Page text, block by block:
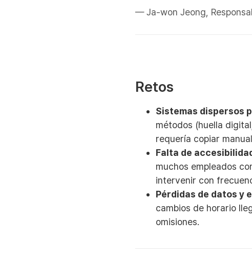
— Ja-won Jeong,
Retos
Sistemas dispersos
métodos (huella
requería copiar
Falta de
muchos empleados
intervenir con
Pérdidas de datos y
cambios de horario
omisiones.